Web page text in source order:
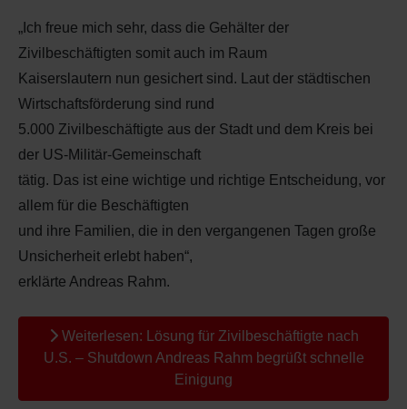
„Ich freue mich sehr, dass die Gehälter der
Zivilbeschäftigten somit auch im Raum
Kaiserslautern nun gesichert sind. Laut der städtischen
Wirtschaftsförderung sind rund
5.000 Zivilbeschäftigte aus der Stadt und dem Kreis bei
der US-Militär-Gemeinschaft
tätig. Das ist eine wichtige und richtige Entscheidung, vor
allem für die Beschäftigten
und ihre Familien, die in den vergangenen Tagen große
Unsicherheit erlebt haben“,
erklärte Andreas Rahm.
Weiterlesen: Lösung für Zivilbeschäftigte nach
U.S. – Shutdown Andreas Rahm begrüßt schnelle
Einigung